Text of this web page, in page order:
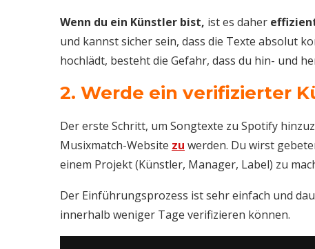
Wenn du ein Künstler bist, ist es daher
und kannst sicher sein, dass die Texte absolut
hochlädt, besteht die Gefahr, dass du hin- und
2. Werde ein verifizierter
Der erste Schritt, um Songtexte zu Spotify
Musixmatch-Website zu werden. Du wirst
einem Projekt (Künstler, Manager, Label) zu
Der Einführungsprozess ist sehr einfach und
innerhalb weniger Tage verifizieren können.